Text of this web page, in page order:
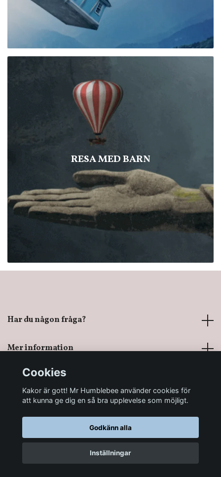
RESA MED BARN
LÄGG I KORGEN
Har du någon fråga?
Mer information
Sociala medier
© 2026 Mr Humblebee - En magisk leksaksbutik
Cookies
Kakor är gott! Mr Humblebee använder cookies för
att kunna ge dig en så bra upplevelse som möjligt.
Godkänn alla
Inställningar